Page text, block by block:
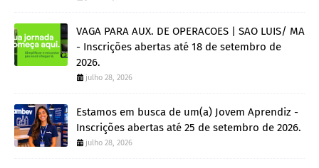
VAGA PARA AUX. DE OPERACOES | SAO LUIS/ MA
- Inscrições abertas até 18 de setembro de
2026.
julho 28, 2026
Estamos em busca de um(a) Jovem Aprendiz -
Inscrições abertas até 25 de setembro de 2026.
julho 28, 2026